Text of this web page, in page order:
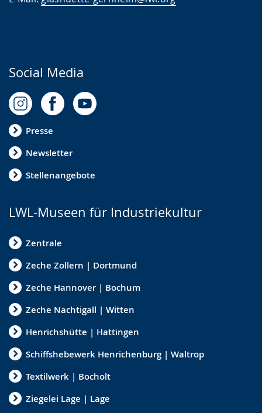
Social Media
Presse
Newsletter
Stellenangebote
LWL-Museen für Industriekultur
Zentrale
Zeche Zollern | Dortmund
Zeche Hannover | Bochum
Zeche Nachtigall | Witten
Henrichshütte | Hattingen
Schiffshebewerk Henrichenburg | Waltrop
Textilwerk | Bocholt
Ziegelei Lage | Lage